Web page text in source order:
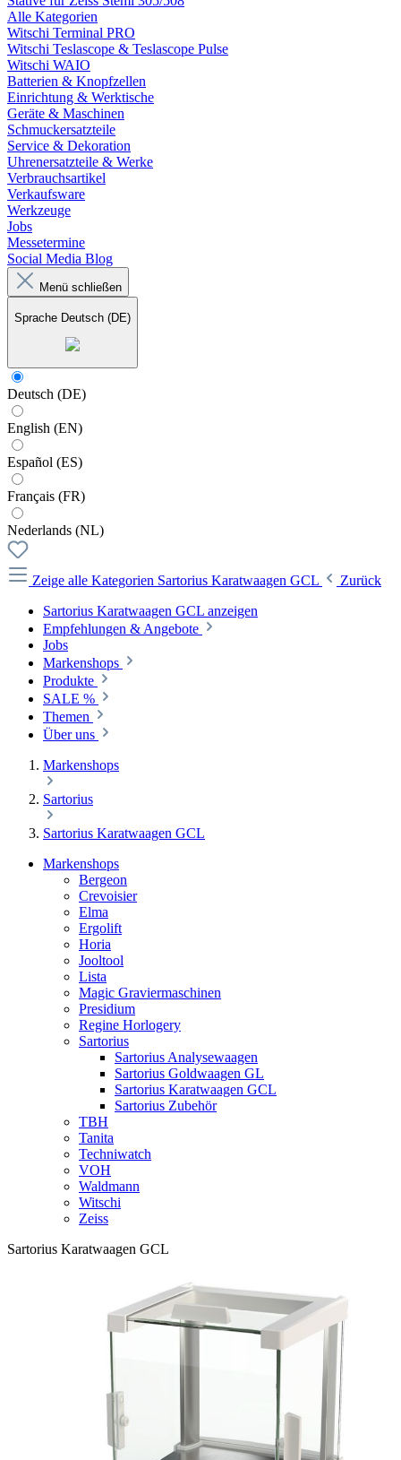
Alle Kategorien
Witschi Terminal PRO
Witschi Teslascope & Teslascope Pulse
Witschi WAIO
Batterien & Knopfzellen
Einrichtung & Werktische
Geräte & Maschinen
Schmuckersatzteile
Service & Dekoration
Uhrenersatzteile & Werke
Verbrauchsartikel
Verkaufsware
Werkzeuge
Jobs
Messetermine
Social Media Blog
Menü schließen
Sprache Deutsch (DE)
Deutsch (DE)
English (EN)
Español (ES)
Français (FR)
Nederlands (NL)
Zeige alle Kategorien Sartorius Karatwaagen GCL
Zurück
Sartorius Karatwaagen GCL anzeigen
Empfehlungen & Angebote
Jobs
Markenshops
Produkte
SALE %
Themen
Über uns
Markenshops
Sartorius
Sartorius Karatwaagen GCL
Markenshops
Bergeon
Crevoisier
Elma
Ergolift
Horia
Jooltool
Lista
Magic Graviermaschinen
Presidium
Regine Horlogery
Sartorius
Sartorius Analysewaagen
Sartorius Goldwaagen GL
Sartorius Karatwaagen GCL
Sartorius Zubehör
TBH
Tanita
Techniwatch
VOH
Waldmann
Witschi
Zeiss
Sartorius Karatwaagen GCL